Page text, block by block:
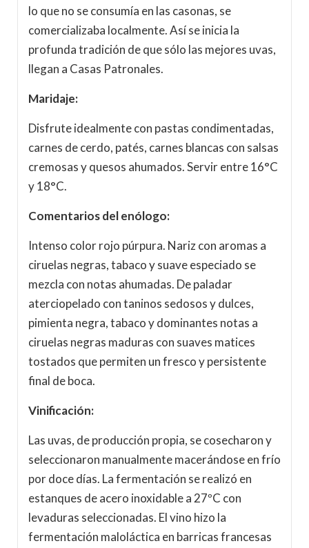
lo que no se consumía en las casonas, se
comercializaba localmente. Así se inicia la
profunda tradición de que sólo las mejores uvas,
llegan a Casas Patronales.
Maridaje:
Disfrute idealmente con pastas condimentadas,
carnes de cerdo, patés, carnes blancas con salsas
cremosas y quesos ahumados. Servir entre 16°C
y 18°C.
Comentarios del enólogo:
Intenso color rojo púrpura. Nariz con aromas a
ciruelas negras, tabaco y suave especiado se
mezcla con notas ahumadas. De paladar
aterciopelado con taninos sedosos y dulces,
pimienta negra, tabaco y dominantes notas a
ciruelas negras maduras con suaves matices
tostados que permiten un fresco y persistente
final de boca.
Vinificación:
Las uvas, de producción propia, se cosecharon y
seleccionaron manualmente macerándose en frío
por doce días. La fermentación se realizó en
estanques de acero inoxidable a 27ºC con
levaduras seleccionadas. El vino hizo la
fermentación maloláctica en barricas francesas